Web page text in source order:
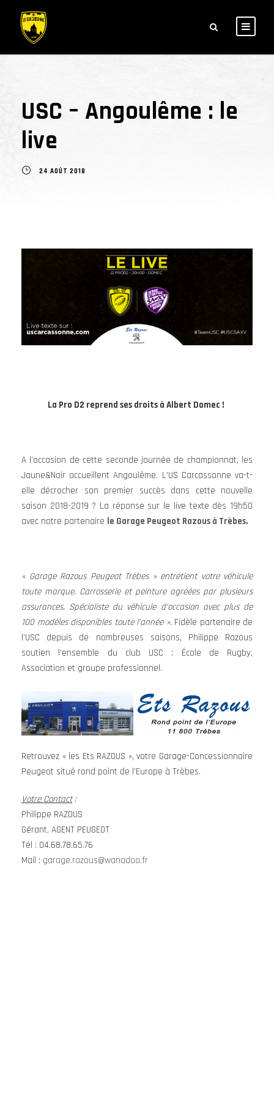
USC – Angoulême : le
live
24 AOÛT 2018
La Pro D2 reprend ses droits à Albert Domec !
A l’occasion de cette seconde journée de championnat, les
Jaune&Noir accueillent Angoulême. L’US Carcassonne va-t-
elle décrocher son premier succès dans cette nouvelle
saison 2018-2019 ? La réponse sur le live texte dès 19h50
avec notre partenaire le Garage Peugeot Razous à Trèbes.
« Garage Razous Peugeot Trèbes » entretient votre véhicule
toute marque. Carrosserie et peinture agréées par plusieurs
assurances. Spécialiste du véhicule d’occasion avec plus de
100 modèles disponibles toute l’année ». Fidèle partenaire de
l’USC depuis de nombreuses saisons, Philippe Razous
soutien l’ensemble du club USC : École de Rugby,
Association et groupe professionnel.
Retrouvez « les Ets RAZOUS », votre Garage-Concessionnaire
Peugeot situé rond point de l’Europe à Trèbes.
Votre Contact:
Philippe RAZOUS
Gérant, AGENT PEUGEOT
Tél : 04.68.78.65.76
Mail : garage.razous@wanadoo.fr